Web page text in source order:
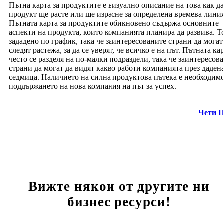
Пътна карта за продуктите е визуално описание на това как
продукт ще расте или ще израсне за определена времева
Пътната карта за продуктите обикновено съдържа основните
аспекти на продукта, които компанията планира да развива.
зададено по график, така че заинтересованите страни да
следят растежа, за да се уверят, че всичко е на път. Пътната
често се разделя на по-малки подраздели, така че
страни да могат да видят какво работи компанията през
седмица. Наличието на силна продуктова пътека е
поддържането на нова компания на път за успех.
Чети
Вижте някои от другите ни
бизнес ресурси!